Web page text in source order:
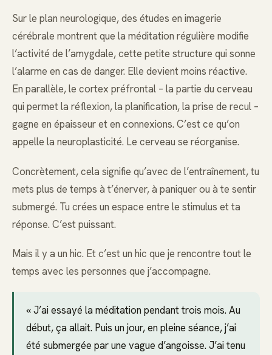
Sur le plan neurologique, des études en imagerie
cérébrale montrent que la méditation régulière modifie
l’activité de l’amygdale, cette petite structure qui sonne
l’alarme en cas de danger. Elle devient moins réactive.
En parallèle, le cortex préfrontal – la partie du cerveau
qui permet la réflexion, la planification, la prise de recul –
gagne en épaisseur et en connexions. C’est ce qu’on
appelle la neuroplasticité. Le cerveau se réorganise.
Concrètement, cela signifie qu’avec de l’entraînement, tu
mets plus de temps à t’énerver, à paniquer ou à te sentir
submergé. Tu crées un espace entre le stimulus et ta
réponse. C’est puissant.
Mais il y a un hic. Et c’est un hic que je rencontre tout le
temps avec les personnes que j’accompagne.
« J’ai essayé la méditation pendant trois mois. Au
début, ça allait. Puis un jour, en pleine séance, j’ai
été submergée par une vague d’angoisse. J’ai tenu